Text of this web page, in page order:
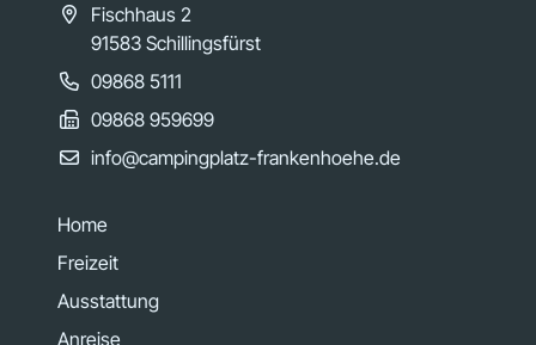
Fischhaus 2
91583 Schillingsfürst
09868 5111
09868 959699
info@campingplatz-frankenhoehe.de
Home
Freizeit
Ausstattung
Anreise